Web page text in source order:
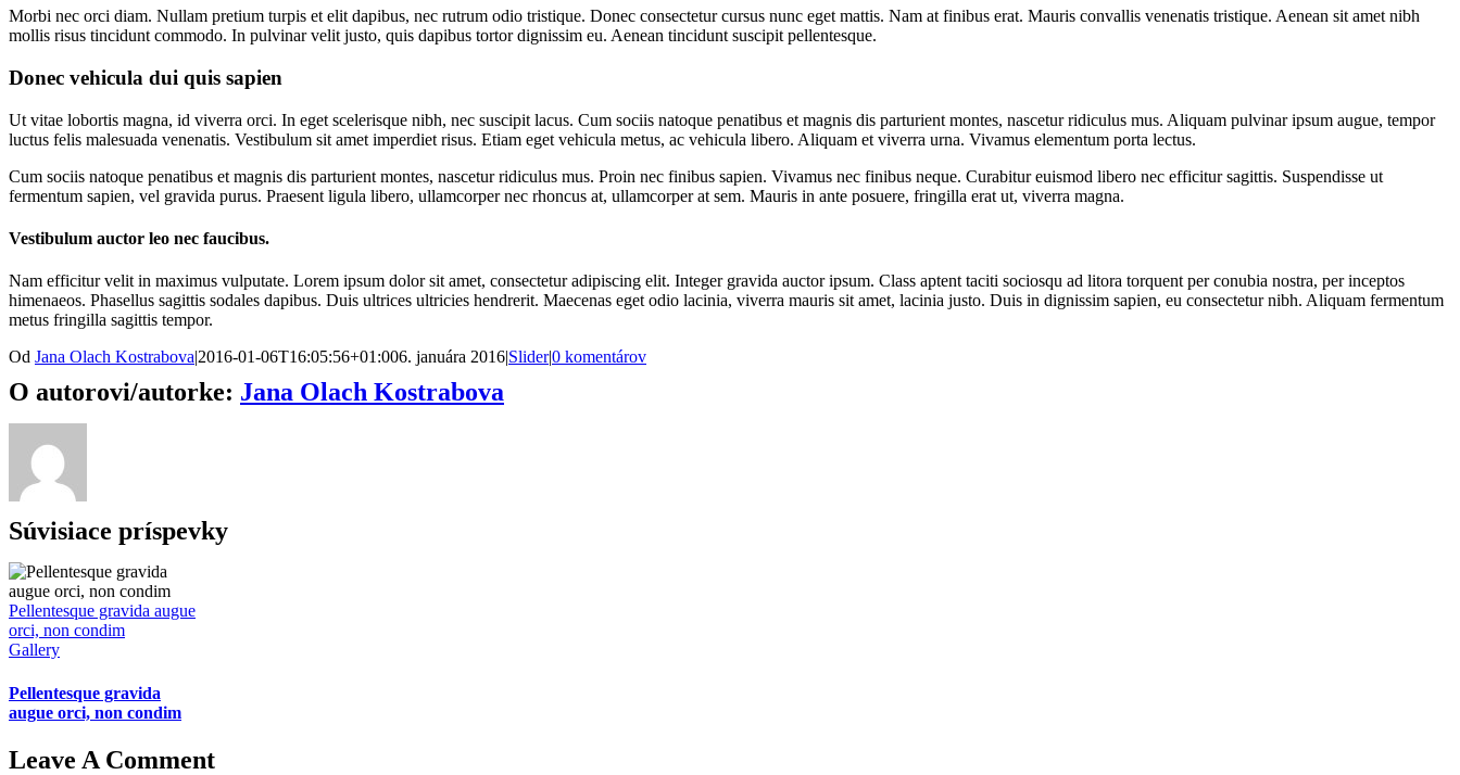
Morbi nec orci diam. Nullam pretium turpis et elit dapibus, nec rutrum odio tristique. Donec consectetur cursus nunc eget mattis. Nam at finibus erat. Mauris convallis venenatis tristique. Aenean sit amet nibh
mollis risus tincidunt commodo. In pulvinar velit justo, quis dapibus tortor dignissim eu. Aenean tincidunt suscipit pellentesque.
Donec vehicula dui quis sapien
Ut vitae lobortis magna, id viverra orci. In eget scelerisque nibh, nec suscipit lacus. Cum sociis natoque penatibus et magnis dis parturient montes, nascetur ridiculus mus. Aliquam pulvinar ipsum augue, tempor
luctus felis malesuada venenatis. Vestibulum sit amet imperdiet risus. Etiam eget vehicula metus, ac vehicula libero. Aliquam et viverra urna. Vivamus elementum porta lectus.
Cum sociis natoque penatibus et magnis dis parturient montes, nascetur ridiculus mus. Proin nec finibus sapien. Vivamus nec finibus neque. Curabitur euismod libero nec efficitur sagittis. Suspendisse ut
fermentum sapien, vel gravida purus. Praesent ligula libero, ullamcorper nec rhoncus at, ullamcorper at sem. Mauris in ante posuere, fringilla erat ut, viverra magna.
Vestibulum auctor leo nec faucibus.
Nam efficitur velit in maximus vulputate. Lorem ipsum dolor sit amet, consectetur adipiscing elit. Integer gravida auctor ipsum. Class aptent taciti sociosqu ad litora torquent per conubia nostra, per inceptos
himenaeos. Phasellus sagittis sodales dapibus. Duis ultrices ultricies hendrerit. Maecenas eget odio lacinia, viverra mauris sit amet, lacinia justo. Duis in dignissim sapien, eu consectetur nibh. Aliquam fermentum
metus fringilla sagittis tempor.
Od Jana Olach Kostrabova|2016-01-06T16:05:56+01:006. januára 2016|Slider|0 komentárov
O autorovi/autorke: Jana Olach Kostrabova
Súvisiace príspevky
Pellentesque gravida augue
orci, non condim
Gallery
Pellentesque gravida
augue orci, non condim
Leave A Comment